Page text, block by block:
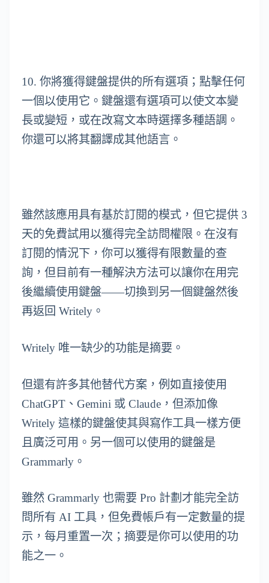
10. 你將獲得鍵盤提供的所有選項；點擊任何
一個以使用它。鍵盤還有選項可以使文本變
長或變短，或在改寫文本時選擇多種語調。
你還可以將其翻譯成其他語言。
雖然該應用具有基於訂閱的模式，但它提供 3
天的免費試用以獲得完全訪問權限。在沒有
訂閱的情況下，你可以獲得有限數量的查
詢，但目前有一種解決方法可以讓你在用完
後繼續使用鍵盤——切換到另一個鍵盤然後
再返回 Writely。
Writely 唯一缺少的功能是摘要。
但還有許多其他替代方案，例如直接使用
ChatGPT、Gemini 或 Claude，但添加像
Writely 這樣的鍵盤使其與寫作工具一樣方便
且廣泛可用。另一個可以使用的鍵盤是
Grammarly。
雖然 Grammarly 也需要 Pro 計劃才能完全訪
問所有 AI 工具，但免費帳戶有一定數量的提
示，每月重置一次；摘要是你可以使用的功
能之一。